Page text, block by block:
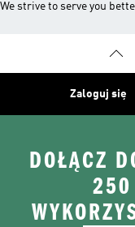
We strive to serve you
Zaloguj się
DOŁĄCZ
250